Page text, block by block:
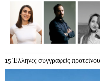
15 Έλληνες συγγραφείς